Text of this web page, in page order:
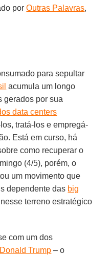
porOutras Palavras,
para sepultar
acumula um longo
gerados por sua
data centers
tratá-los e empregá-
Está em curso, há
como recuperar o
(4/5), porém, o
um movimento que
dependente das big
nesse terreno estratégico
com um dos
Donald Trump – o